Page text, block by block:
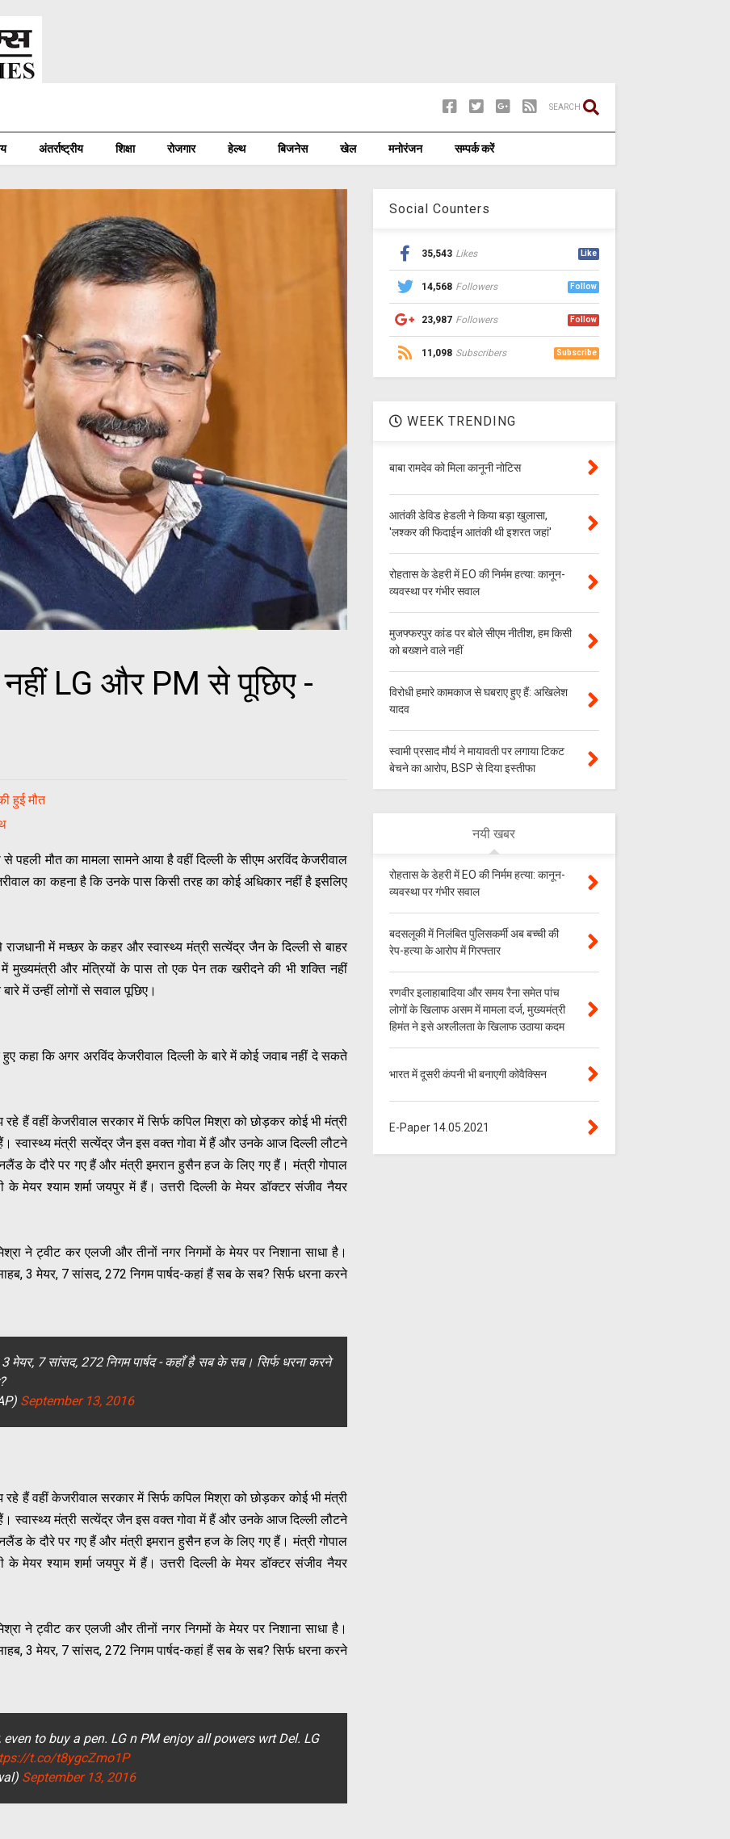
SEARCH
अंतर्राष्ट्रीय शिक्षा रोजगार हेल्थ बिजनेस खेल मनोरंजन सम्पर्क करें
LG और PM से पूछिए -
हुई मौत
मौत का मामला सामने आया है वहीं दिल्ली के सीएम अरविंद केजरीवाल
का कहना है कि उनके पास किसी तरह का कोई अधिकार नहीं है इसलिए
में मच्छर के कहर और स्वास्थ्य मंत्री सत्येंद्र जैन के दिल्ली से बाहर
मुख्यमंत्री और मंत्रियों के पास तो एक पेन तक खरीदने की भी शक्ति नहीं
में उन्हीं लोगों से सवाल पूछिए।
कहा कि अगर अरविंद केजरीवाल दिल्ली के बारे में कोई जवाब नहीं दे सकते
हैं वहीं केजरीवाल सरकार में सिर्फ कपिल मिश्रा को छोड़कर कोई भी मंत्री
स्वास्थ्य मंत्री सत्येंद्र जैन इस वक्त गोवा में हैं और उनके आज दिल्ली लौटने
के दौरे पर गए हैं और मंत्री इमरान हुसैन हज के लिए गए हैं। मंत्री गोपाल
के मेयर श्याम शर्मा जयपुर में हैं। उत्तरी दिल्ली के मेयर डॉक्टर संजीव नैयर
ने ट्वीट कर एलजी और तीनों नगर निगमों के मेयर पर निशाना साधा है।
3 मेयर, 7 सांसद, 272 निगम पार्षद-कहां हैं सब के सब? सिर्फ धरना करने
मेयर, 7 सांसद, 272 निगम पार्षद - कहाँ है सब के सब। सिर्फ धरना करने
September 13, 2016
हैं वहीं केजरीवाल सरकार में सिर्फ कपिल मिश्रा को छोड़कर कोई भी मंत्री
स्वास्थ्य मंत्री सत्येंद्र जैन इस वक्त गोवा में हैं और उनके आज दिल्ली लौटने
के दौरे पर गए हैं और मंत्री इमरान हुसैन हज के लिए गए हैं। मंत्री गोपाल
के मेयर श्याम शर्मा जयपुर में हैं। उत्तरी दिल्ली के मेयर डॉक्टर संजीव नैयर
ने ट्वीट कर एलजी और तीनों नगर निगमों के मेयर पर निशाना साधा है।
3 मेयर, 7 सांसद, 272 निगम पार्षद-कहां हैं सब के सब? सिर्फ धरना करने
to buy a pen. LG n PM enjoy all powers wrt Del. LG
t.co/t8ygcZmo1P
September 13, 2016
Social Counters
35,543 Likes Like
14,568 Followers Follow
23,987 Followers Follow
11,098 Subscribers Subscribe
WEEK TRENDING
बाबा रामदेव को मिला कानूनी नोटिस
आतंकी डेविड हेडली ने किया बड़ा खुलासा,
'लश्‍कर की फिदाईन आतंकी थी इशरत जहां'
रोहतास के डेहरी में EO की निर्मम हत्या: कानून-
व्यवस्था पर गंभीर सवाल
मुजफ्फरपुर कांड पर बोले सीएम नीतीश, हम किसी
को बख्शने वाले नहीं
विरोधी हमारे कामकाज से घबराए हुए हैं: अखिलेश
यादव
स्वामी प्रसाद मौर्य ने मायावती पर लगाया टिकट
बेचने का आरोप, BSP से दिया इस्तीफा
नयी खबर
रोहतास के डेहरी में EO की निर्मम हत्या: कानून-
व्यवस्था पर गंभीर सवाल
बदसलूकी में निलंबित पुलिसकर्मी अब बच्ची की
रेप-हत्या के आरोप में गिरफ्तार
रणवीर इलाहाबादिया और समय रैना समेत पांच
लोगों के खिलाफ असम में मामला दर्ज, मुख्यमंत्री
हिमंत ने इसे अश्लीलता के खिलाफ उठाया कदम
भारत में दूसरी कंपनी भी बनाएगी कोवैक्सिन
E-Paper 14.05.2021